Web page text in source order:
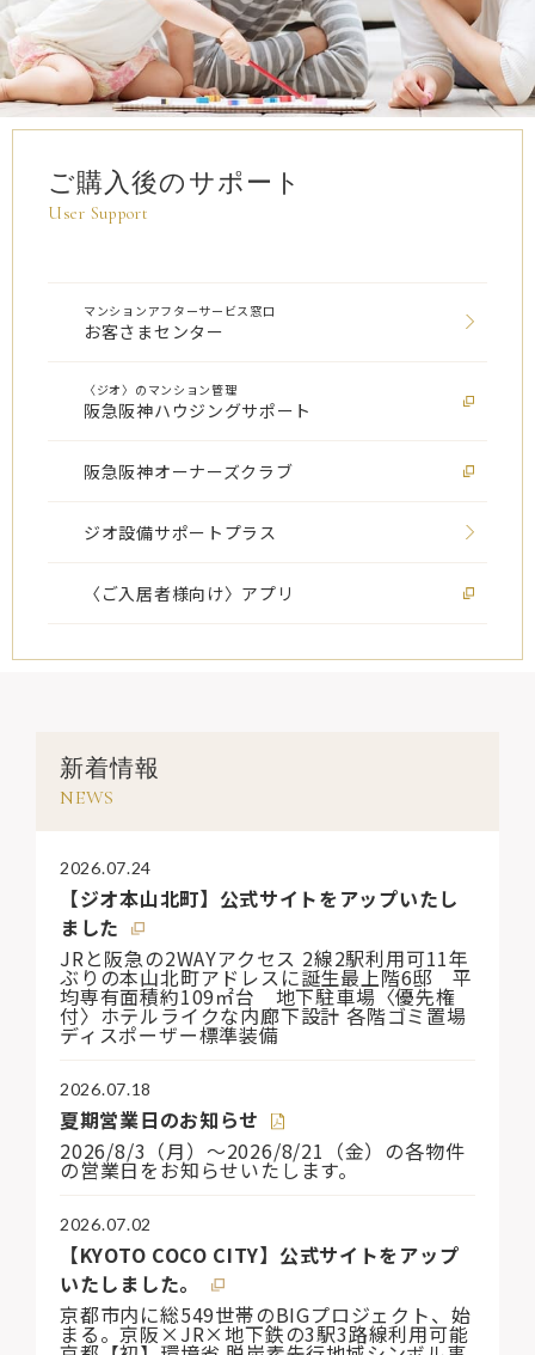
ご購入後のサポート
User Support
マンションアフターサービス窓口
お客さまセンター
〈ジオ〉のマンション管理
阪急阪神ハウジングサポート
阪急阪神オーナーズクラブ
ジオ設備サポートプラス
〈ご入居者様向け〉アプリ
新着情報
NEWS
2026.07.24
【ジオ本山北町】公式サイトをアップいたし
ました
JRと阪急の2WAYアクセス 2線2駅利用可11年
ぶりの本山北町アドレスに誕生最上階6邸 平
均専有面積約109㎡台 地下駐車場〈優先権
付〉ホテルライクな内廊下設計 各階ゴミ置場
ディスポーザー標準装備
2026.07.18
夏期営業日のお知らせ
2026/8/3（月）〜2026/8/21（金）の各物件
の営業日をお知らせいたします。
2026.07.02
【KYOTO COCO CITY】公式サイトをアップ
いたしました。
京都市内に総549世帯のBIGプロジェクト、始
まる。京阪×JR×地下鉄の3駅3路線利用可能